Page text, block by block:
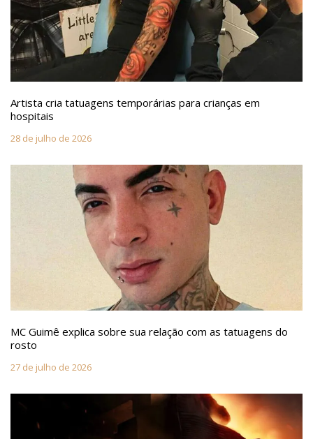
Artista cria tatuagens temporárias para crianças em
hospitais
28 de julho de 2026
MC Guimê explica sobre sua relação com as tatuagens do
rosto
27 de julho de 2026